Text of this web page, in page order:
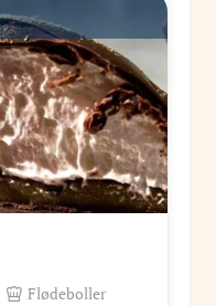
Flødeboller